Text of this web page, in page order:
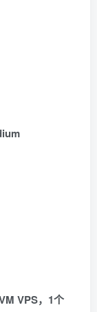
VPS，1个